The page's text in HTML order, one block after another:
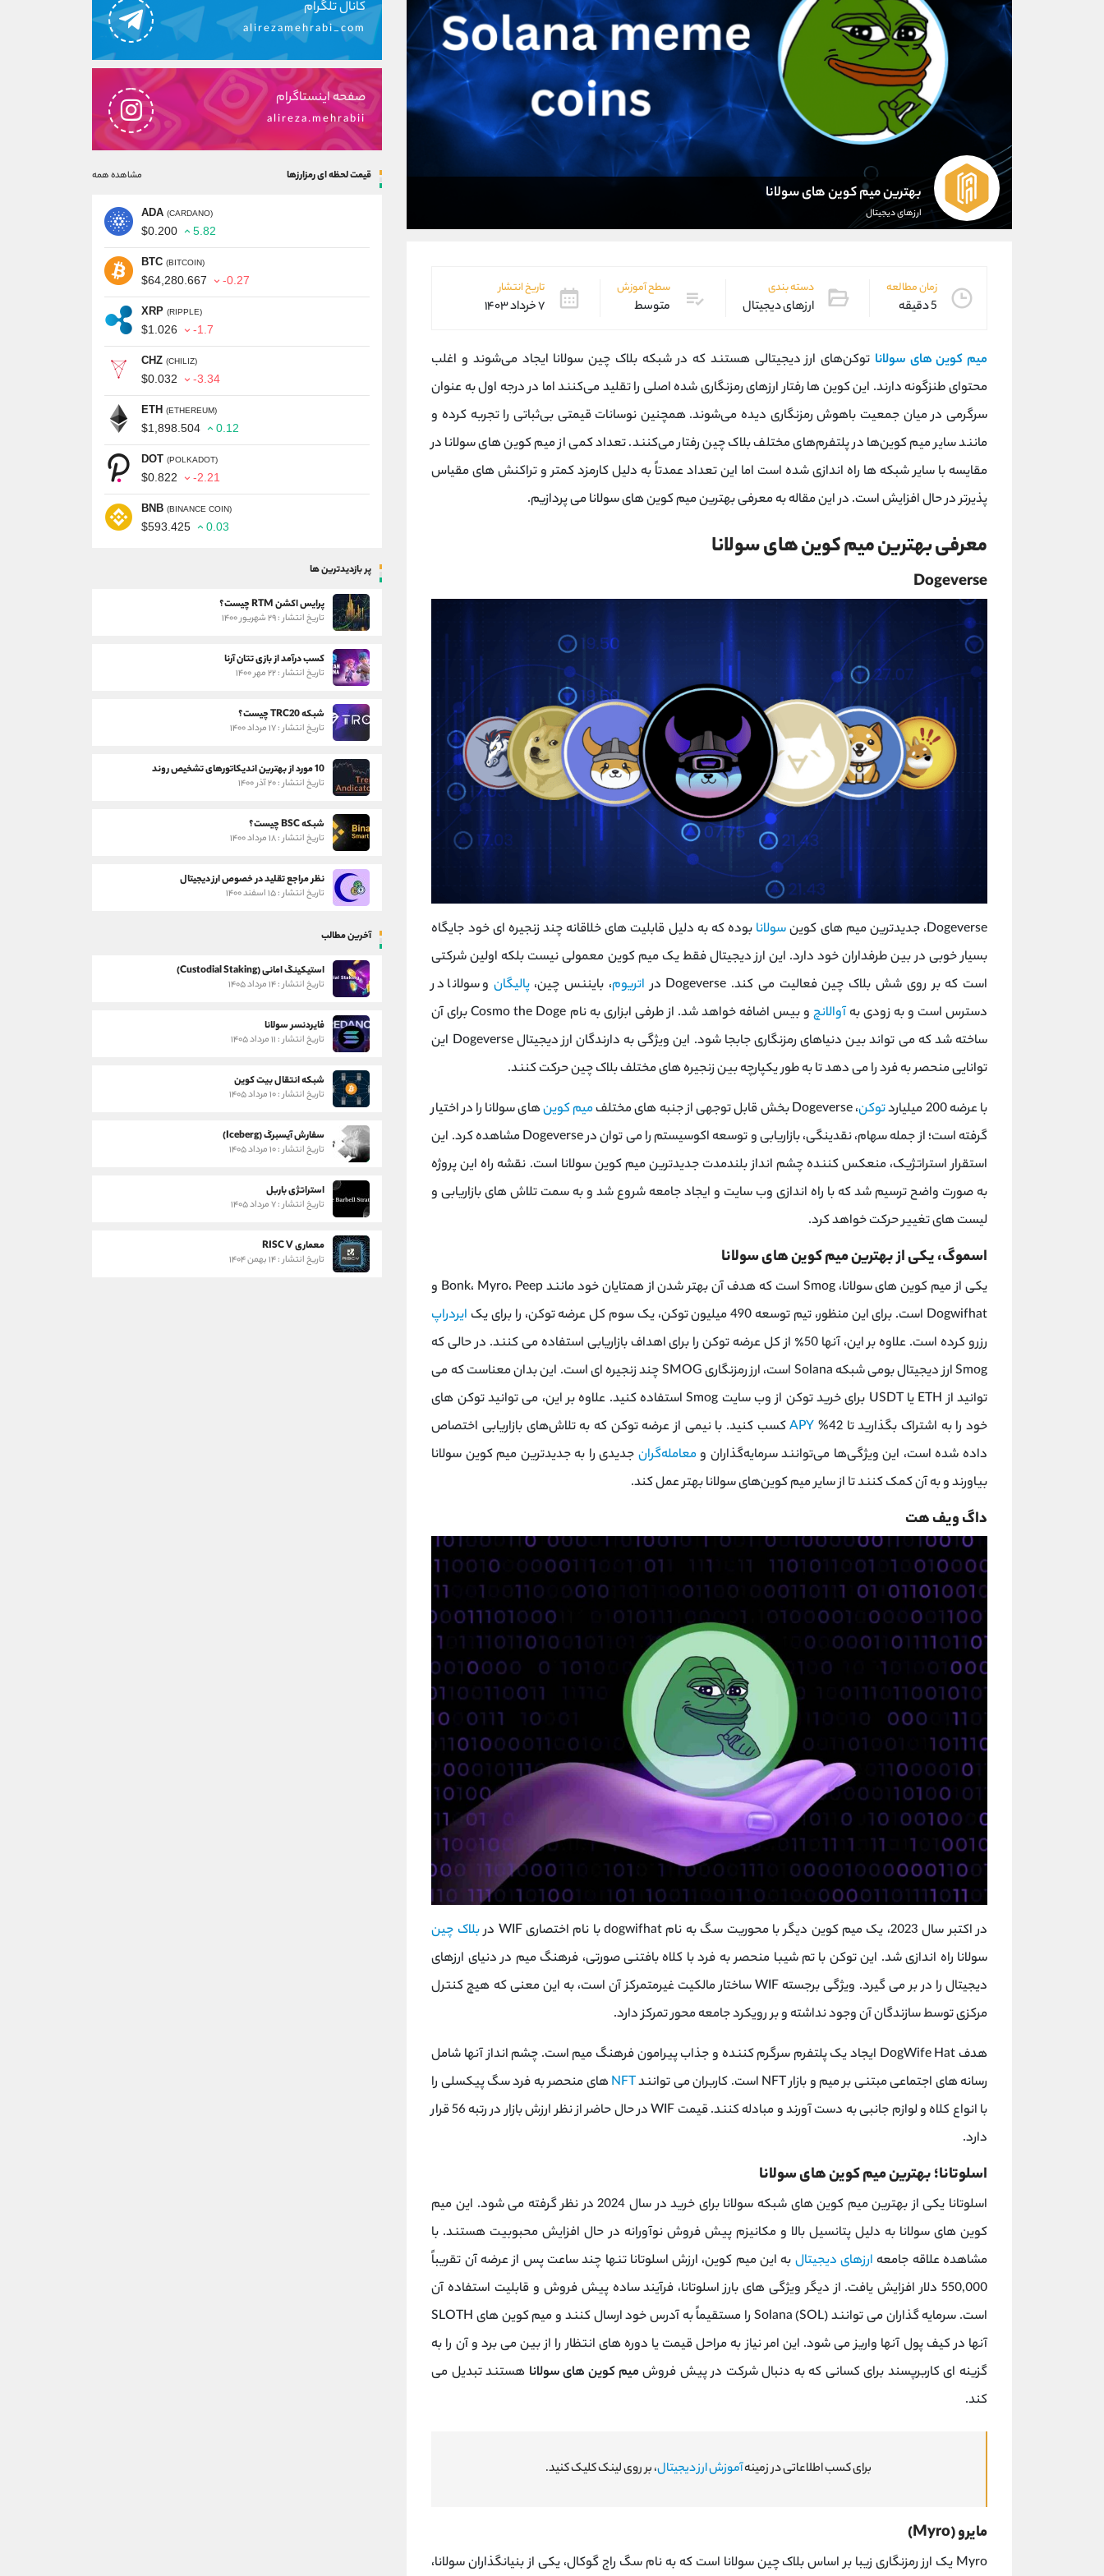
بهترین میم کوین های سولانا
ارزهای دیجیتال
زمان مطالعه
5 دقیقه
دسته بندی
ارزهای دیجیتال
سطح آموزش
متوسط
تاریخ انتشار
۷ خرداد ۱۴۰۳
میم کوین های سولانا توکن‌های ارز دیجیتالی هستند که در شبکه بلاک‌ چین سولانا ایجاد می‌شوند و اغلب
محتوای طنزگونه دارند. این کوین ها رفتار ارزهای رمزنگاری شده اصلی را تقلید می‌کنند اما در درجه اول به عنوان
سرگرمی در میان جمعیت باهوش رمزنگاری دیده می‌شوند. همچنین نوسانات قیمتی بی‌ثباتی را تجربه کرده و
مانند سایر میم کوین‌ها در پلتفرم‌های مختلف بلاک چین رفتار می‌کنند. تعداد کمی از میم کوین های سولانا در
مقایسه با سایر شبکه ها راه اندازی شده است اما این تعداد عمدتاً به دلیل کارمزد کمتر و تراکنش های مقیاس
پذیرتر در حال افزایش است. در این مقاله به معرفی بهترین میم کوین های سولانا می پردازیم.
معرفی بهترین میم کوین های سولانا
Dogeverse
Dogeverse، جدیدترین میم های کوین سولانا بوده که به دلیل قابلیت های خلاقانه چند زنجیره ای خود جایگاه
بسیار خوبی در بین طرفداران خود دارد. این ارز دیجیتال فقط یک میم کوین معمولی نیست بلکه اولین شرکتی
است که بر روی شش بلاک چین فعالیت می کند. Dogeverse در
اتریوم، بایننس چین،پالیگان و سولانا در
دسترس است و به زودی بهآوالانچ
و بیس اضافه خواهد شد. از طرفی ابزاری به نام Cosmo the Doge برای آن
ساخته شد که می تواند بین دنیاهای رمزنگاری جابجا شود. این ویژگی به دارندگان ارز دیجیتال Dogeverse این
توانایی منحصر به فرد را می دهد تا به طور یکپارچه بین زنجیره های مختلف بلاک چین حرکت کنند.
با عرضه 200 میلیارد
توکن، Dogeverse بخش قابل توجهی از جنبه های مختلف میم کوینهای سولانا را در اختیار
گرفته است؛ از جمله سهام، نقدینگی، بازاریابی و توسعه اکوسیستم را می توان در Dogeverse مشاهده کرد. این
استقرار استراتژیک، منعکس کننده چشم انداز بلندمدت جدیدترین میم کوین سولانا است. نقشه راه این پروژه
به صورت واضح ترسیم شد که با راه اندازی وب سایت و ایجاد جامعه شروع شد و به سمت تلاش های بازاریابی و
لیست های تغییر حرکت خواهد کرد.
اسموگ، یکی از بهترین میم کوین های سولانا
یکی از میم کوین های سولانا، Smog است که هدف آن بهتر شدن از همتایان خود مانند Bonk، Myro، Peep و
Dogwifhat است. برای این منظور، تیم توسعه 490 میلیون توکن، یک سوم کل عرضه توکن، را برای یک
ایردراپ
رزرو کرده است. علاوه بر این، آنها 50٪ از کل عرضه توکن را برای اهداف بازاریابی استفاده می کنند. در حالی که
Smog ارز دیجیتال بومی شبکه Solana است، ارز رمزنگاری SMOG چند زنجیره ای است. این بدان معناست که می
توانید از ETH یا USDT برای خرید توکن از وب سایت Smog استفاده کنید. علاوه بر این، می توانید توکن های
خود را به اشتراک بگذارید تا 42%
APYکسب کنید. با نیمی از عرضه توکن که به تلاش‌های بازاریابی اختصاص
داده شده است، این ویژگی‌ها می‌توانند سرمایه‌گذاران ومعامله‌گران جدیدی را به جدیدترین میم کوین سولانا
بیاورند و به آن کمک کنند تا از سایر میم کوین‌های سولانا بهتر عمل کند.
داگ ویف هت
در اکتبر سال 2023، یک میم کوین دیگر با محوریت سگ به نام dogwifhat با نام اختصاری WIF در
بلاک چین
سولانا راه اندازی شد. این توکن با تم شیبا منحصر به فرد با کلاه بافتنی صورتی، فرهنگ میم در دنیای ارزهای
دیجیتال را در بر می گیرد. ویژگی برجسته WIF ساختار مالکیت غیرمتمرکز آن است، به این معنی که هیچ کنترل
مرکزی توسط سازندگان آن وجود نداشته و بر رویکرد جامعه محور تمرکز دارد.
هدف DogWife Hat ایجاد یک پلتفرم سرگرم کننده و جذاب پیرامون فرهنگ میم است. چشم انداز آنها شامل
رسانه های اجتماعی مبتنی بر میم و بازار NFT است. کاربران می توانند
NFTهای منحصر به فرد سگ پیکسلی را
با انواع کلاه و لوازم جانبی به دست آورند و مبادله کنند. قیمت WIF در حال حاضر از نظر ارزش بازار در رتبه 56 قرار
دارد.
اسلوتانا؛ بهترین میم کوین های سولانا
اسلوتانا یکی از بهترین میم کوین های شبکه سولانا برای خرید در سال 2024 در نظر گرفته می شود. این میم
کوین های سولانا به دلیل پتانسیل بالا و مکانیزم پیش فروش نوآورانه در حال افزایش محبوبیت هستند. با
مشاهده علاقه جامعه ارزهای دیجیتال به این میم کوین، ارزش اسلوتانا تنها چند ساعت پس از عرضه آن تقریباً
550,000 دلار افزایش یافت. از دیگر ویژگی های بارز اسلوتانا، فرآیند ساده پیش فروش و قابلیت استفاده آن
است. سرمایه گذاران می توانند Solana (SOL) را مستقیماً به آدرس خود ارسال کنند و میم کوین های SLOTH
آنها در کیف پول آنها واریز می شود. این امر نیاز به مراحل قیمت یا دوره های انتظار را از بین می برد و آن را به
گزینه ای کاربرپسند برای کسانی که به دنبال شرکت در پیش فروش میم کوین های سولانا هستند تبدیل می
کند.
برای کسب اطلاعاتی در زمینهآموزش ارز دیجیتال، بر روی لینک کلیک کنید.
مایرو (Myro)
Myro یک ارز رمزنگاری زیبا بر اساس بلاک چین سولانا است که به نام سگ راج گوکال، یکی از بنیانگذاران سولانا،
کانال تلگرام
alirezamehrabi_com
صفحه اینستاگرام
alireza.mehrabii
قیمت لحظه ای رمزارزها مشاهده همه
ADA (CARDANO)
$0.200 5.82
BTC (BITCOIN)
$64,280.667 -0.27
XRP (RIPPLE)
$1.026 -1.7
CHZ (CHILIZ)
$0.032 -3.34
ETH (ETHEREUM)
$1,898.504 0.12
DOT (POLKADOT)
$0.822 -2.21
BNB (BINANCE COIN)
$593.425 0.03
پر بازدیدترین ها
پرایس اکشن RTM چیست؟
تاریخ انتشار : ۲۹ شهریور ۱۴۰۰
کسب درآمد از بازی تتان آرنا
تاریخ انتشار : ۲۲ مهر ۱۴۰۰
شبکه TRC20 چیست؟
تاریخ انتشار : ۱۷ مرداد ۱۴۰۰
10 مورد از بهترین اندیکاتورهای تشخیص روند
تاریخ انتشار : ۲۰ آذر ۱۴۰۰
شبکه BSC چیست؟
تاریخ انتشار : ۱۸ مرداد ۱۴۰۰
نظر مراجع تقلید در خصوص ارز دیجیتال
تاریخ انتشار : ۱۵ اسفند ۱۴۰۰
آخرین مطالب
استیکینگ امانی (Custodial Staking)
تاریخ انتشار : ۱۴ مرداد ۱۴۰۵
فایردنسر سولانا
تاریخ انتشار : ۱۱ مرداد ۱۴۰۵
شبکه انتقال بیت کوین
تاریخ انتشار : ۱۰ مرداد ۱۴۰۵
سفارش آیسبرگ (Iceberg)
تاریخ انتشار : ۱۰ مرداد ۱۴۰۵
استراتژی باربل
تاریخ انتشار : ۷ مرداد ۱۴۰۵
معماری RISC V
تاریخ انتشار : ۱۴ بهمن ۱۴۰۴